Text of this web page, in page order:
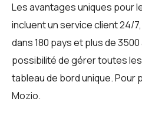
Les avantages uniques pour
incluent un service client 24/
dans 180 pays et plus de
possibilité de gérer toutes
tableau de bord unique. Pour
Mozio.